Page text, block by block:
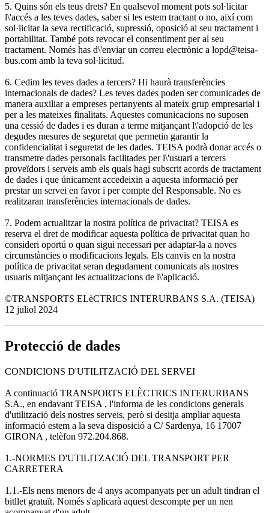
5. Quins són els teus drets? En qualsevol moment pots sol·licitar
l\'accés a les teves dades, saber si les estem tractant o no, així com
sol·licitar la seva rectificació, supressió, oposició al seu tractament i
portabilitat. També pots revocar el consentiment per al seu
tractament. Només has d\'enviar un correu electrònic a lopd@teisa-
bus.com amb la teva sol·licitud.
6. Cedim les teves dades a tercers? Hi haurà transferències
internacionals de dades? Les teves dades poden ser comunicades de
manera auxiliar a empreses pertanyents al mateix grup empresarial i
per a les mateixes finalitats. Aquestes comunicacions no suposen
una cessió de dades i es duran a terme mitjançant l\'adopció de les
degudes mesures de seguretat que permetin garantir la
confidencialitat i seguretat de les dades. TEISA podrà donar accés o
transmetre dades personals facilitades per l\'usuari a tercers
proveïdors i serveis amb els quals hagi subscrit acords de tractament
de dades i que únicament accedeixin a aquesta informació per
prestar un servei en favor i per compte del Responsable. No es
realitzaran transferències internacionals de dades.
7. Podem actualitzar la nostra política de privacitat? TEISA es
reserva el dret de modificar aquesta política de privacitat quan ho
consideri oportú o quan sigui necessari per adaptar-la a noves
circumstàncies o modificacions legals. Els canvis en la nostra
política de privacitat seran degudament comunicats als nostres
usuaris mitjançant les actualitzacions de l\'aplicació.
©TRANSPORTS ELèCTRICS INTERURBANS S.A. (TEISA)
12 juliol 2024
Protecció de dades
CONDICIONS D'UTILITZACIÓ DEL SERVEI
A continuació TRANSPORTS ELÈCTRICS INTERURBANS
S.A., en endavant TEISA , l'informa de les condicions generals
d'utilització dels nostres serveis, però si desitja ampliar aquesta
informació estem a la seva disposició a C/ Sardenya, 16 17007
GIRONA , telèfon 972.204.868.
1.-NORMES D'UTILITZACIÓ DEL TRANSPORT PER
CARRETERA
1.1.-Els nens menors de 4 anys acompanyats per un adult tindran el
bitllet gratuït. Només s'aplicarà aquest descompte per un nen